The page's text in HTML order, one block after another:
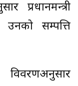
प्रधानमन्त्री
उनको सम्पत्ति
विवरणअनुसार